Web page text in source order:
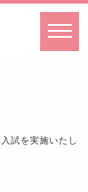
試を実施いたし